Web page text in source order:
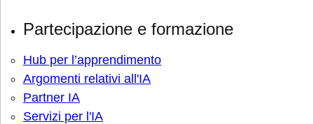
Partecipazione e formazione
Hub per l’apprendimento
Argomenti relativi all'IA
Partner IA
Servizi per l'IA